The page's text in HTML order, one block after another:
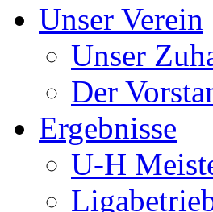
Unser Verein
Unser
Der
Ergebnisse
U-H